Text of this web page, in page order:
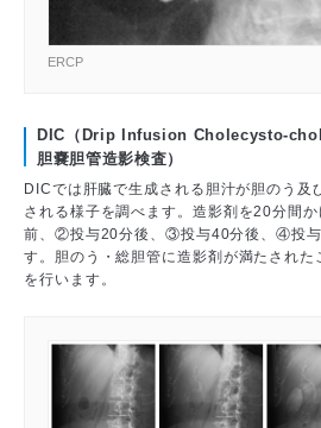
ERCP
DIC（Drip Infusion Cholecysto-
胆嚢胆管造影検査）
DICでは肝臓で生成される胆汁が胆のう及
される様子を調べます。造影剤を20分間
前、②投与20分後、③投与40分後、④投与
す。胆のう・総胆管に造影剤が満たされ
を行います。